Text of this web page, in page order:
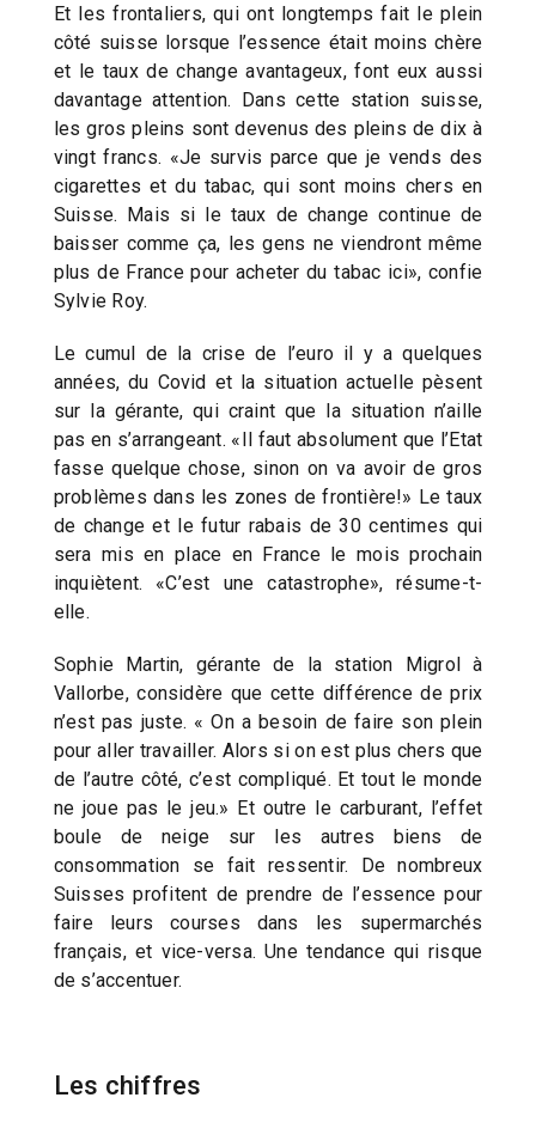
Et les frontaliers, qui ont longtemps fait le plein
côté suisse lorsque l’essence était moins chère
et le taux de change avantageux, font eux aussi
davantage attention. Dans cette station suisse,
les gros pleins sont devenus des pleins de dix à
vingt francs. «Je survis parce que je vends des
cigarettes et du tabac, qui sont moins chers en
Suisse. Mais si le taux de change continue de
baisser comme ça, les gens ne viendront même
plus de France pour acheter du tabac ici», confie
Sylvie Roy.
Le cumul de la crise de l’euro il y a quelques
années, du Covid et la situation actuelle pèsent
sur la gérante, qui craint que la situation n’aille
pas en s’arrangeant. «Il faut absolument que l’Etat
fasse quelque chose, sinon on va avoir de gros
problèmes dans les zones de frontière!» Le taux
de change et le futur rabais de 30 centimes qui
sera mis en place en France le mois prochain
inquiètent. «C’est une catastrophe», résume-t-
elle.
Sophie Martin, gérante de la station Migrol à
Vallorbe, considère que cette différence de prix
n’est pas juste. « On a besoin de faire son plein
pour aller travailler. Alors si on est plus chers que
de l’autre côté, c’est compliqué. Et tout le monde
ne joue pas le jeu.» Et outre le carburant, l’effet
boule de neige sur les autres biens de
consommation se fait ressentir. De nombreux
Suisses profitent de prendre de l’essence pour
faire leurs courses dans les supermarchés
français, et vice-versa. Une tendance qui risque
de s’accentuer.
Les chiffres